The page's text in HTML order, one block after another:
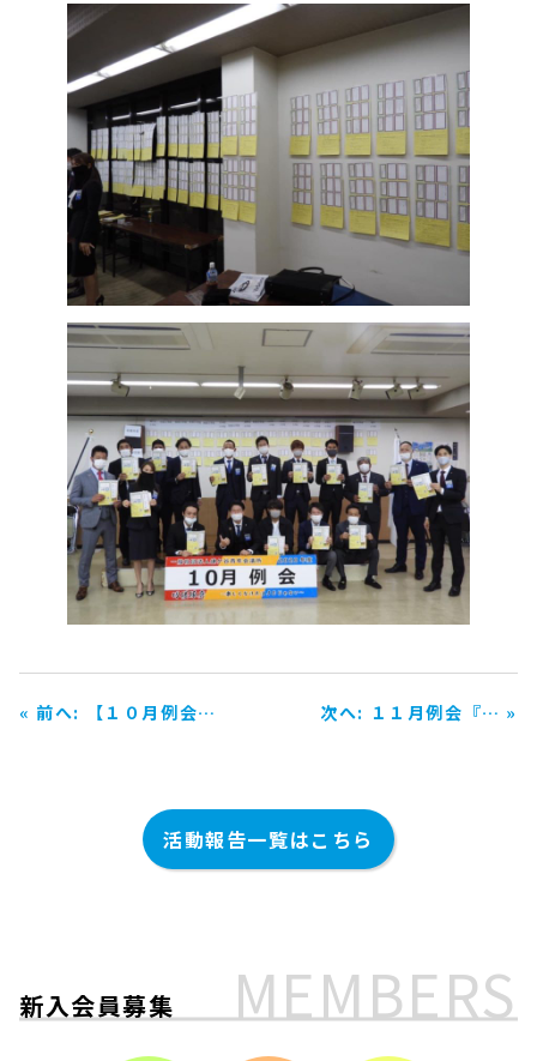
ホーム
鎌ケ谷青年会議所とは
活動報告
入会案内
お問い合わせ
« 前へ: 【１０月例会… 次へ: １１月例会『… »
活動報告一覧はこちら
新入会員募集 MEMBERS